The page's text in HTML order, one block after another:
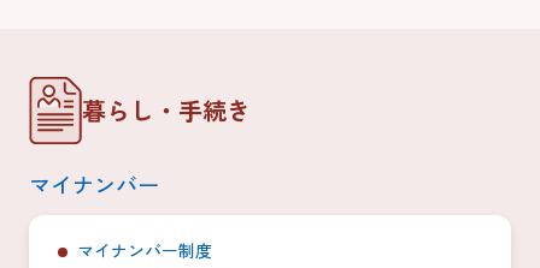
暮らし・手続き
マイナンバー
マイナンバー制度